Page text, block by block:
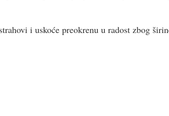
i uskoće preokrenu u radost zbog